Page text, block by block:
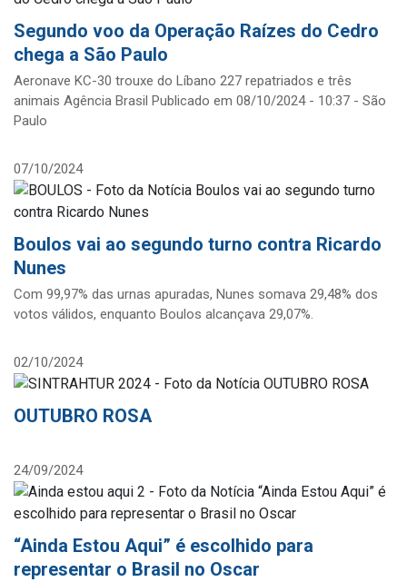
Segundo voo da Operação Raízes do Cedro
chega a São Paulo
Aeronave KC-30 trouxe do Líbano 227 repatriados e três
animais Agência Brasil Publicado em 08/10/2024 - 10:37 - São
Paulo
07/10/2024
Boulos vai ao segundo turno contra Ricardo
Nunes
Com 99,97% das urnas apuradas, Nunes somava 29,48% dos
votos válidos, enquanto Boulos alcançava 29,07%.
02/10/2024
OUTUBRO ROSA
24/09/2024
“Ainda Estou Aqui” é escolhido para
representar o Brasil no Oscar